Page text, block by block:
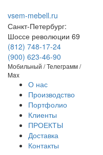
vsem-mebell.ru
Санкт-Петербург:
Шоссе революции 69
(812) 748-17-24
(900) 623-46-90
Мобильный / Телеграмм /
Max
О нас
Производство
Портфолио
Клиенты
ПРОЕКТЫ
Доставка
Контакты